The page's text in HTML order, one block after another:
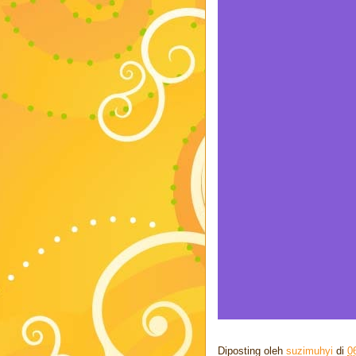
Diposting oleh suzimuhyi di